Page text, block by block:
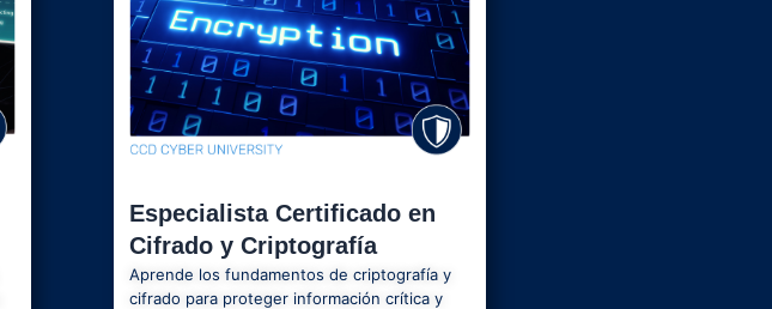
Especialista Certificado en
Cifrado y Criptografía
Aprende los fundamentos de criptografía y
cifrado para proteger información crítica y